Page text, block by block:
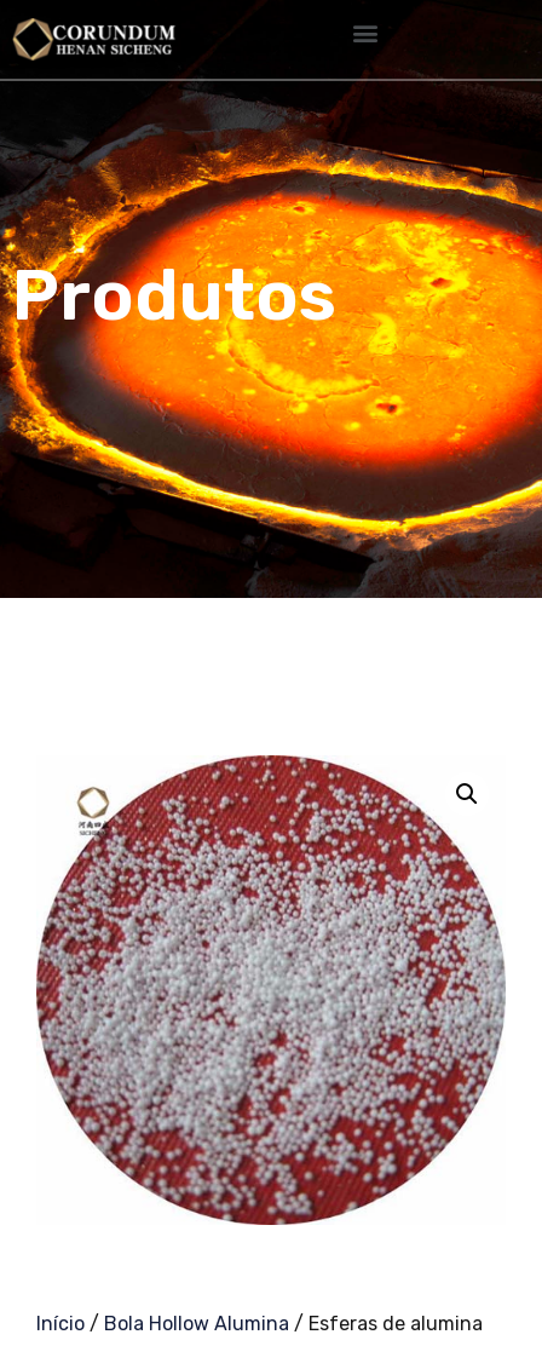
Produtos
Início / Bola Hollow Alumina / Esferas de alumina